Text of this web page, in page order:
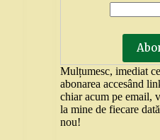
Mulțumesc, imediat
abonarea accesând
chiar acum pe email,
la mine de fiecare
nou!